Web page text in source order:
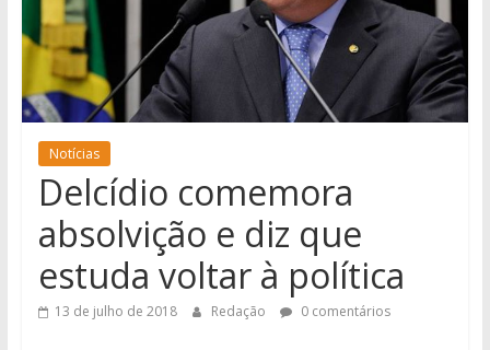
notícias
de
Iguatemi
e
região.
Notícias
Delcídio comemora
absolvição e diz que
estuda voltar à política
13 de julho de 2018 Redação 0 comentários